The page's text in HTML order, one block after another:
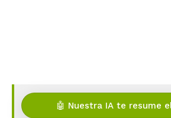
🤖 Nuestra IA te resume